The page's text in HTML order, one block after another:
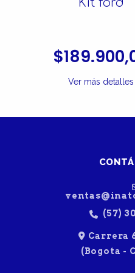
Ver más detalles
(57)
Carrera
(Bogota -